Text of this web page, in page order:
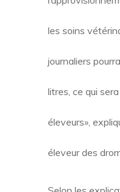
les soins
journaliers
litres, ce qui
éleveurs»,
éleveur des